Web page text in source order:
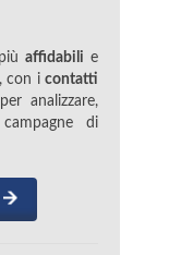
affidabili e
con i contatti
analizzare,
di